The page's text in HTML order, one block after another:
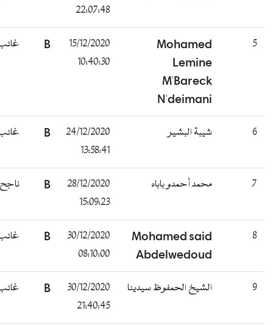
22:07:48
Mohamed
Lemine
M'Bareck
N'deimani
15/12/2020
10:40:30
غائب
شيبة البشير
24/12/2020
13:58:41
غائب
محمد أحمدو باباه
28/12/2020
15:09:23
ناجح
Mohamed said
Abdelwedoud
30/12/2020
08:10:00
غائب
الشيخ الحمفوظ سيدينا
30/12/2020
21:40:45
غائب